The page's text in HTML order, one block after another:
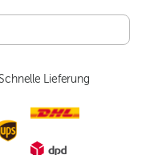
Schnelle Lieferung